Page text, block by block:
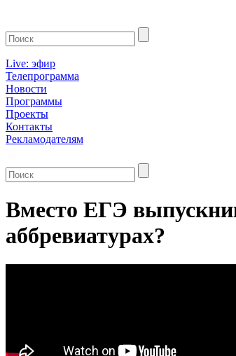
Live: эфир
Телепрограмма
Новости
Программы
Проекты
Контакты
Рекламодателям
Вместо ЕГЭ
аббревиатурах?